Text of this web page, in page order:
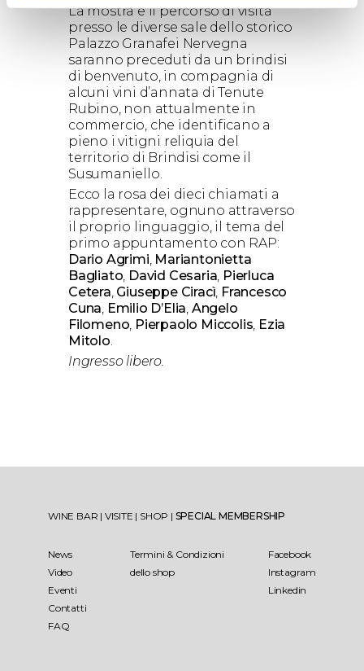
La mostra e il percorso di visita
presso le diverse sale dello storico
Palazzo Granafei Nervegna
saranno preceduti da un brindisi
di benvenuto, in compagnia di
alcuni vini d’annata di Tenute
Rubino, non attualmente in
commercio, che identificano a
pieno i vitigni reliquia del
territorio di Brindisi come il
Susumaniello.
Ecco la rosa dei dieci chiamati a
rappresentare, ognuno attraverso
il proprio linguaggio, il tema del
primo appuntamento con RAP:
Dario Agrimi, Mariantonietta
Bagliato, David Cesaria, Pierluca
Cetera, Giuseppe Ciracì, Francesco
Cuna, Emilio D’Elia, Angelo
Filomeno, Pierpaolo Miccolis, Ezia
Mitolo.
Ingresso libero.
WINE BAR | VISITE | SHOP | SPECIAL MEMBERSHIP
News
Video
Eventi
Contatti
FAQ
Termini & Condizioni
dello shop
Facebook
Instagram
Linkedin